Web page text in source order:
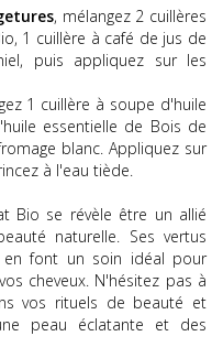
, mélangez 2 cuillères
1 cuillère à café de jus de
puis appliquez sur les
1 cuillère à soupe d'huile
essentielle de Bois de
blanc. Appliquez sur
à l'eau tiède.
Bio se révèle être un allié
naturelle. Ses vertus
en font un soin idéal pour
cheveux. N'hésitez pas à
vos rituels de beauté et
peau éclatante et des